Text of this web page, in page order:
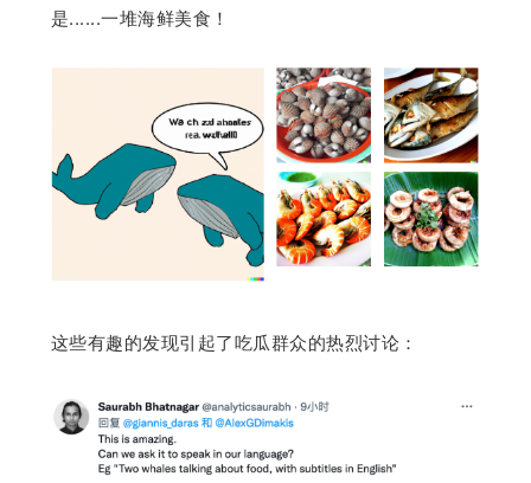
是......一堆海鲜美食！
这些有趣的发现引起了吃瓜群众的热烈讨论：